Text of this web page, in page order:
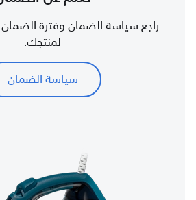
راجع سياسة الضمان وفترة
لمنتجك.
سياسة الضمان